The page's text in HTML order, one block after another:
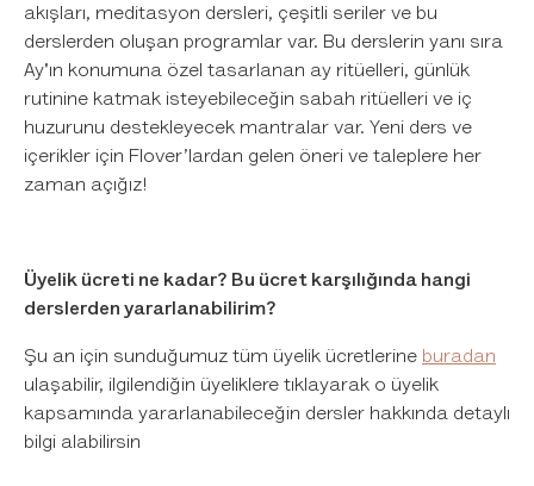
akışları, meditasyon dersleri, çeşitli seriler ve bu
derslerden oluşan programlar var. Bu derslerin yanı sıra
Ay'ın konumuna özel tasarlanan ay ritüelleri, günlük
rutinine katmak isteyebileceğin sabah ritüelleri ve iç
huzurunu destekleyecek mantralar var. Yeni ders ve
içerikler için Flover’lardan gelen öneri ve taleplere her
zaman açığız!
Üyelik ücreti ne kadar? Bu ücret karşılığında hangi
derslerden yararlanabilirim?
Şu an için sunduğumuz tüm üyelik ücretlerine buradan
ulaşabilir, ilgilendiğin üyeliklere tıklayarak o üyelik
kapsamında yararlanabileceğin dersler hakkında detaylı
bilgi alabilirsin